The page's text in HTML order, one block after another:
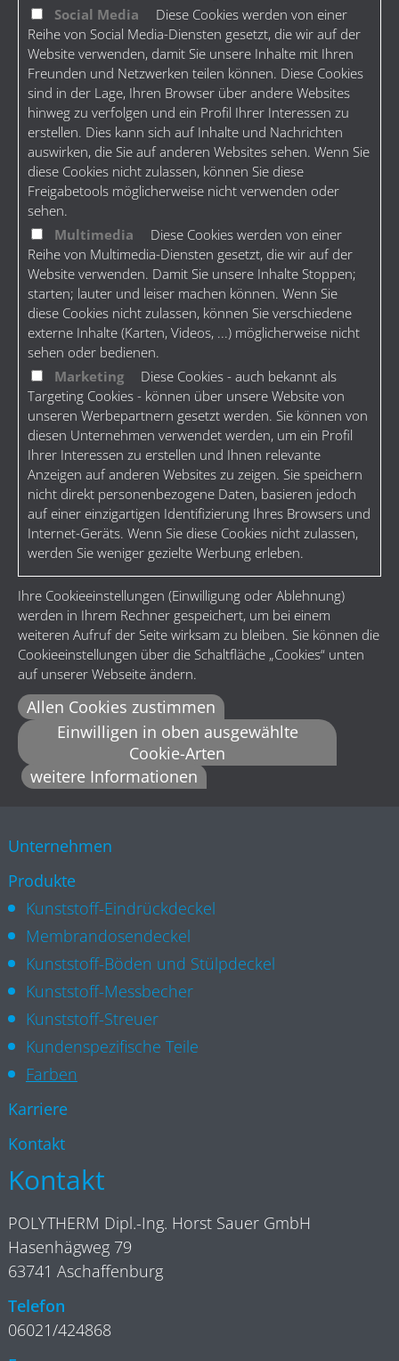
Unternehmen
Produkte
Kunststoff-Eindrückdeckel
Membrandosendeckel
Kunststoff-Böden und Stülpdeckel
Kunststoff-Messbecher
Kunststoff-Streuer
Kundenspezifische Teile
Farben
Karriere
Kontakt
Kontakt
POLYTHERM Dipl.-Ing. Horst Sauer GmbH
Hasenhägweg 79
63741 Aschaffenburg
Telefon
06021/424868
Social Media
Diese Cookies werden von einer
Reihe von Social Media-Diensten gesetzt, die wir auf der
Website verwenden, damit Sie unsere Inhalte mit Ihren
Freunden und Netzwerken teilen können. Diese Cookies
sind in der Lage, Ihren Browser über andere Websites
hinweg zu verfolgen und ein Profil Ihrer Interessen zu
erstellen. Dies kann sich auf Inhalte und Nachrichten
auswirken, die Sie auf anderen Websites sehen. Wenn Sie
diese Cookies nicht zulassen, können Sie diese
Freigabetools möglicherweise nicht verwenden oder
sehen.
Multimedia
Diese Cookies werden von einer
Reihe von Multimedia-Diensten gesetzt, die wir auf der
Website verwenden. Damit Sie unsere Inhalte Stoppen;
starten; lauter und leiser machen können. Wenn Sie
diese Cookies nicht zulassen, können Sie verschiedene
externe Inhalte (Karten, Videos, ...) möglicherweise nicht
sehen oder bedienen.
Marketing
Diese Cookies - auch bekannt als
Targeting Cookies - können über unsere Website von
unseren Werbepartnern gesetzt werden. Sie können von
diesen Unternehmen verwendet werden, um ein Profil
Ihrer Interessen zu erstellen und Ihnen relevante
Anzeigen auf anderen Websites zu zeigen. Sie speichern
nicht direkt personenbezogene Daten, basieren jedoch
auf einer einzigartigen Identifizierung Ihres Browsers und
Internet-Geräts. Wenn Sie diese Cookies nicht zulassen,
werden Sie weniger gezielte Werbung erleben.
Ihre Cookieeinstellungen (Einwilligung oder Ablehnung)
werden in Ihrem Rechner gespeichert, um bei einem
weiteren Aufruf der Seite wirksam zu bleiben. Sie können die
Cookieeinstellungen über die Schaltfläche „Cookies“ unten
auf unserer Webseite ändern.
Allen Cookies zustimmen
Einwilligen in oben ausgewählte
Cookie-Arten
weitere Informationen